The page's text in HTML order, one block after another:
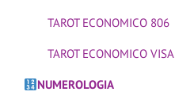
TAROT ECONOMICO 806
TAROT ECONOMICO VISA
NUMEROLOGIA